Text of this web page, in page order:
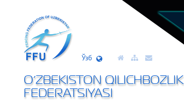
Ўзб
O’ZBEKISTON QILICHBOZLIK
FEDERATSIYASI